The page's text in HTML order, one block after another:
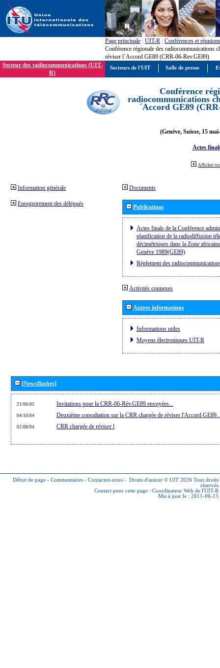
Page principale : UIT-R : Conférences et réunions
Conférence régionale des radiocommunications
réviser l´Accord GE89 (CRR-06-Rev.GE89)
Secteur des radiocommunications (UIT-
R)
Conférence
radiocommunications
´Accord GE89
(Genève, Suisse, 15
Actes
Afficher
Information générale
Enregistrement des délégués
Documents
Publications
Actes finals de la Conférence
planification de la radiodiffusion
décimétriques dans la Zone
Genève 1989(GE89)
Réglement des
Activités connexes
Autres informations
Informations utiles
Moyens électroniques UIT-R
[Newsflashes]
21/06/05 Invitations pour la CRR-06-Rév.GE89 envoyées...
04/10/04 Deuxième consultation sur la CRR chargée de réviser l'Accord
02/08/04 CRR chargée de réviser l
Début de page - Commentaires - Contactez-nous - Droits d'auteur © UIT 2026 Tous droits
réservés
Contact pour cette page : Coordinateur Web de l'UIT-R
Mis à jour le : 2011-06-15
Secteurs de l'UIT Salle de presse